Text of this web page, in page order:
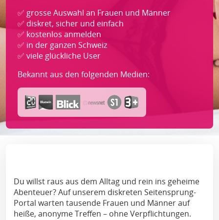
✅ grosse Auswahl an Frauen und Männer
✅ diskret, sicher und einfach
✅ kostenlos anmelden
✅ in der ganzen Schweiz
✅ viele glückliche User
Bekannt aus den folgenden Medien:
Du willst raus aus dem Alltag und rein ins geheime
Abenteuer? Auf unserem diskreten Seitensprung-
Portal warten tausende Frauen und Männer auf
heiße, anonyme Treffen – ohne Verpflichtungen.